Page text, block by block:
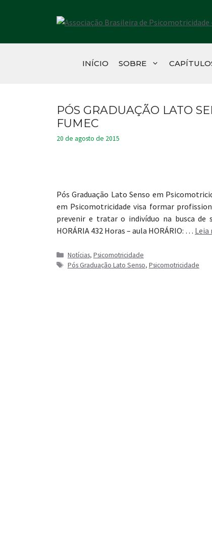
conteúdo
INÍCIO SOBRE
PÓS GRADUAÇÃO LATO
FUMEC
20 de agosto de 2015
Pós Graduação Lato Senso em
em Psicomotricidade visa formar
prevenir e tratar o indivíduo na busca de
HORÁRIA 432 Horas – aula HORÁRIO: … Leia
Categorias
Notícias, Psicomotricidade
Tags
Pós Graduação Lato Senso, Psicomotricidade